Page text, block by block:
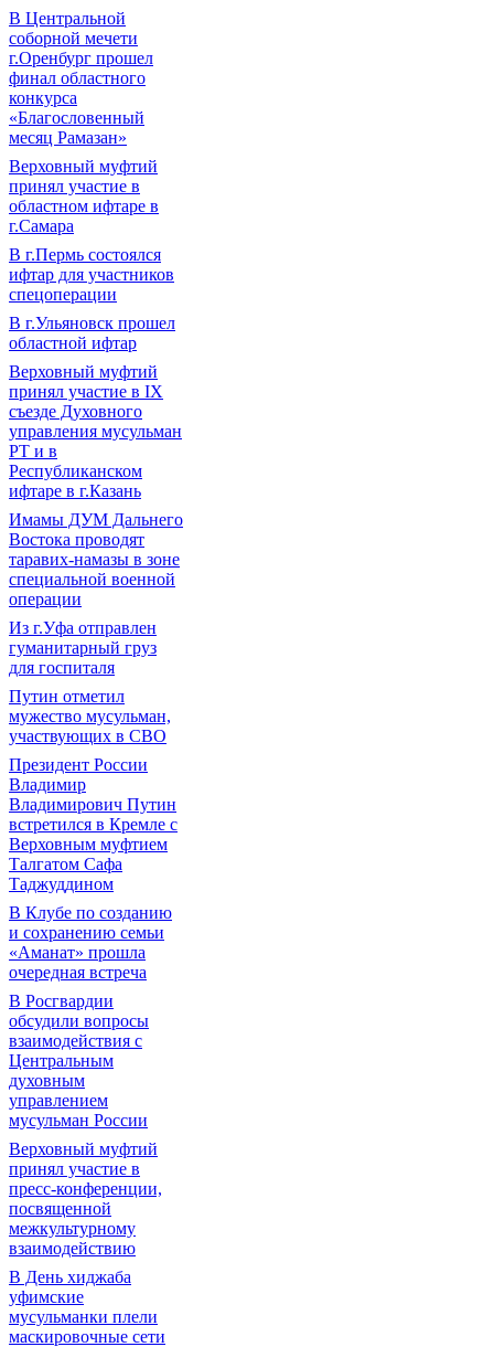
В Центральной
соборной мечети
г.Оренбург прошел
финал областного
конкурса
«Благословенный
месяц Рамазан»
Верховный муфтий
принял участие в
областном ифтаре в
г.Самара
В г.Пермь состоялся
ифтар для участников
спецоперации
В г.Ульяновск прошел
областной ифтар
Верховный муфтий
принял участие в IХ
съезде Духовного
управления мусульман
РТ и в
Республиканском
ифтаре в г.Казань
Имамы ДУМ Дальнего
Востока проводят
таравих-намазы в зоне
специальной военной
операции
Из г.Уфа отправлен
гуманитарный груз
для госпиталя
Путин отметил
мужество мусульман,
участвующих в СВО
Президент России
Владимир
Владимирович Путин
встретился в Кремле с
Верховным муфтием
Талгатом Сафа
Таджуддином
В Клубе по созданию
и сохранению семьи
«Аманат» прошла
очередная встреча
В Росгвардии
обсудили вопросы
взаимодействия с
Центральным
духовным
управлением
мусульман России
Верховный муфтий
принял участие в
пресс-конференции,
посвященной
межкультурному
взаимодействию
В День хиджаба
уфимские
мусульманки плели
маскировочные сети